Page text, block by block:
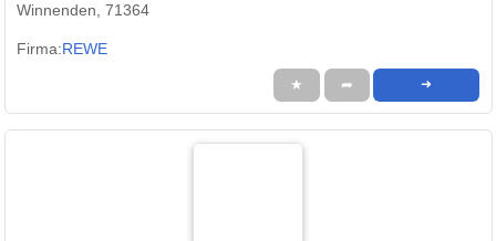
Winnenden, 71364
Firma:REWE
★ ➦ ➜